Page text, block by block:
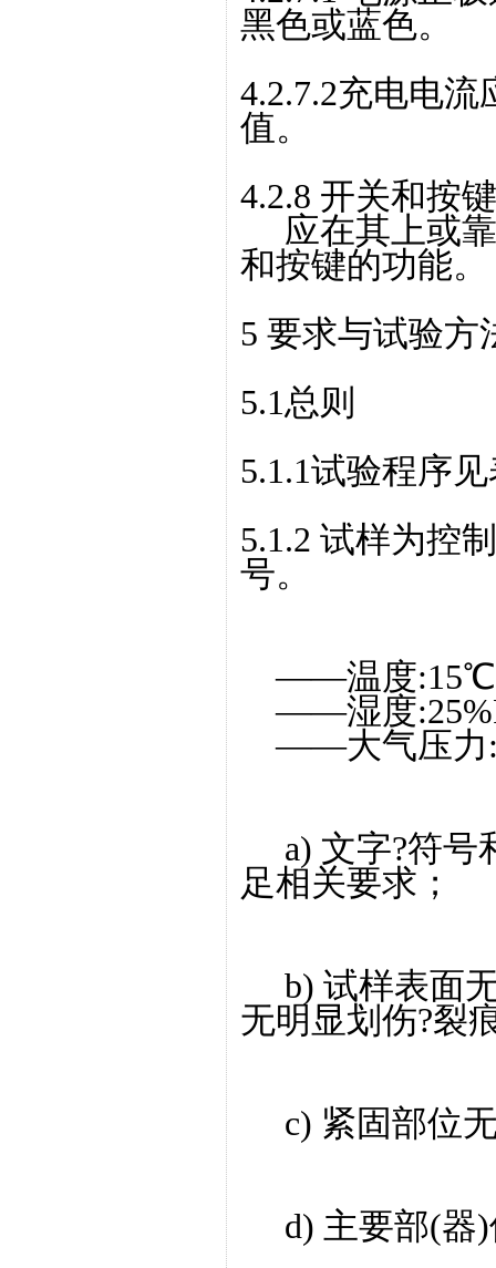
黑色或蓝色。
4.2.7.2充电电
值。
4.2.8 开关和按键
应在其上或靠
和按键的功能。
5 要求与试验方
5.1总则
5.1.1试验程序
5.1.2 试样为控
号。
——温度
——湿度
——大气压力
a) 文字?符号
足相关要求；
b) 试样表面无
无明显划伤?裂
c) 紧固部位
d) 主要部(器)